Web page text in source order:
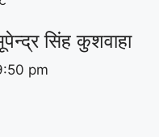
के विश्व रिकॉर्ड समारोह
गर्व से भर उठा यूपी
सिंह कुशवाहा
pm